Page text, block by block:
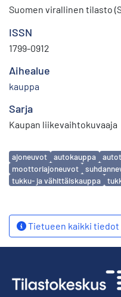
Suomen virallinen tilasto
ISSN
1799-0912
Aihealue
kauppa
Sarja
Kaupan liikevaihtokuvaaja
Avainsanat
ajoneuvot autokauppa autot
moottoriajoneuvot
tukku- ja vähittäiskauppa
Tietueen kaikki tiedot